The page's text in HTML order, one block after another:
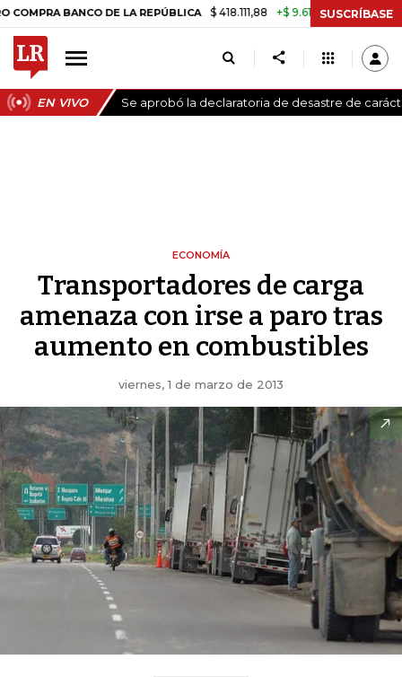
BANCO DE LA REPÚBLICA $ 418.111,88 +$ 9.612,91 +2,35% TASA
SUSCRÍBASE
EN VIVO Se aprobó la declaratoria de desastre de
ECONOMÍA
Transportadores de carga
amenaza con irse a paro tras
aumento en combustibles
viernes, 1 de marzo de 2013